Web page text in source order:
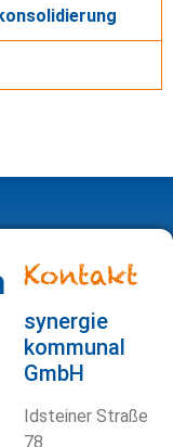
Kontakt
synergie
kommunal
GmbH
Idsteiner Straße
78